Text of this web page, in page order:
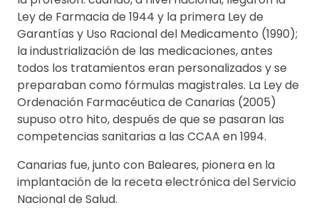
Ley de Farmacia de 1944 y la primera Ley de
Garantías y Uso Racional del Medicamento (1990);
la industrialización de las medicaciones, antes
todos los tratamientos eran personalizados y se
preparaban como fórmulas magistrales. La Ley de
Ordenación Farmacéutica de Canarias (2005)
supuso otro hito, después de que se pasaran las
competencias sanitarias a las CCAA en 1994.
Canarias fue, junto con Baleares, pionera en la
implantación de la receta electrónica del Servicio
Nacional de Salud.